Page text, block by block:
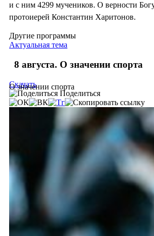
и с ним 4299 мучеников. О верности
протоиерей Константин Харитонов.
Другие программы
Актуальная тема
8 августа. О значении спорта
О значении спорта
Скачать
Поделиться